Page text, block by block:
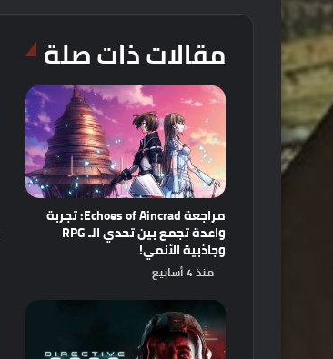
مقالات ذات صلة
مراجعة Echoes of Aincrad: تجربة
واعدة تجمع بين تحدي الـ RPG
وجاذبية الأنمي!
منذ 4 أسابيع